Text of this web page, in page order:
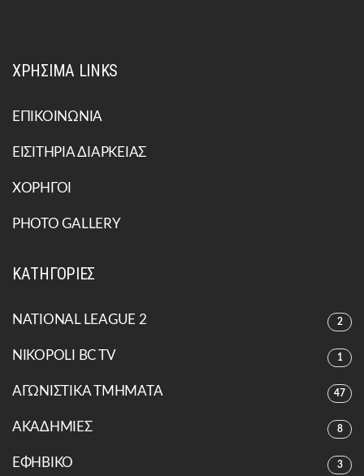
ΧΡΗΣΙΜΑ LINKS
ΕΠΙΚΟΙΝΩΝΙΑ
ΕΙΣΙΤΗΡΙΑ ΔΙΑΡΚΕΙΑΣ
ΧΟΡΗΓΟΙ
PHOTO GALLERY
ΚΑΤΗΓΟΡΙΕΣ
NATIONAL LEAGUE 2 2
NIKOPOLI BC TV 1
ΑΓΩΝΙΣΤΙΚΑ ΤΜΗΜΑΤΑ 47
ΑΚΑΔΗΜΙΕΣ 8
ΕΦΗΒΙΚΟ 3